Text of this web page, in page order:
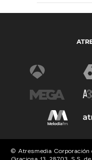
© Atresmedia Corporación